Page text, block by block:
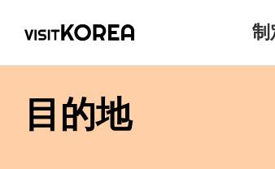
制
目的地